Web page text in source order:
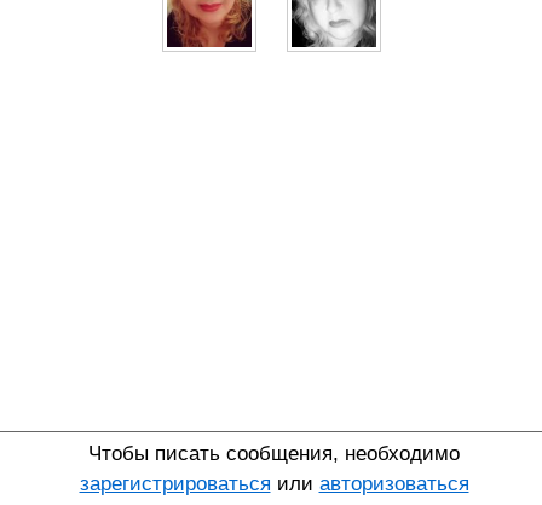
Чтобы писать сообщения, необходимо
зарегистрироваться или авторизоваться